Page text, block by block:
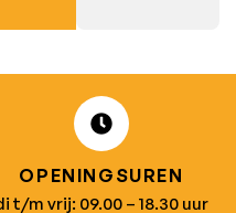
OPENINGSUREN
t/m vrij: 09.00 – 18.30 uur